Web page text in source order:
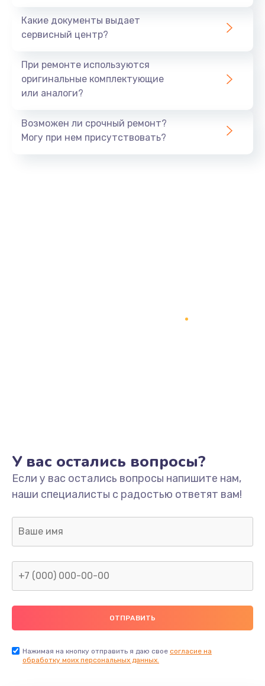
Восстановление данных
Заказать
1060 руб.
995 руб.
Заказать
Замена шлейфа матрицы
2600 руб.
Замена видеочипа
Какие документы выдает
сервисный центр?
При ремонте используются
оригинальные комплектующие
или аналоги?
Возможен ли срочный ремонт?
Могу при нем присутствовать?
У вас остались вопросы?
Если у вас остались вопросы напишите нам,
наши специалисты с радостью ответят вам!
Нажимая на кнопку отправить я даю свое согласие на
обработку моих персональных данных.